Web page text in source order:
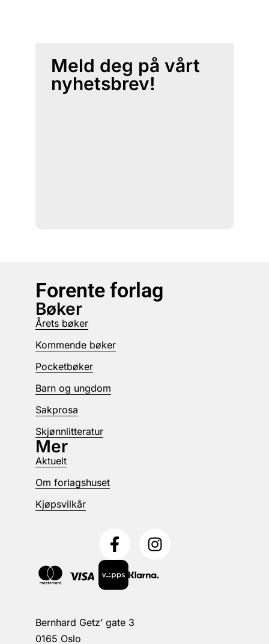
Meld deg på vårt
nyhetsbrev!
Forente forlag
Bernhard Getz’ gate 3
0165 Oslo
Bøker
Årets bøker
Kommende bøker
Pocketbøker
Barn og ungdom
Sakprosa
Skjønnlitteratur
Mer
Aktuelt
Om forlagshuset
Kjøpsvilkår